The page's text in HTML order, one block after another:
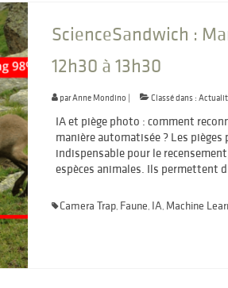
ScienceSandwich :
12h30 à 13h30
parAnne Mondino | Classé dans :
IA et piège photo : comment
manière automatisée ? Les
indispensable pour le
espèces animales. Ils permettent
Camera Trap, Faune, IA, Machine